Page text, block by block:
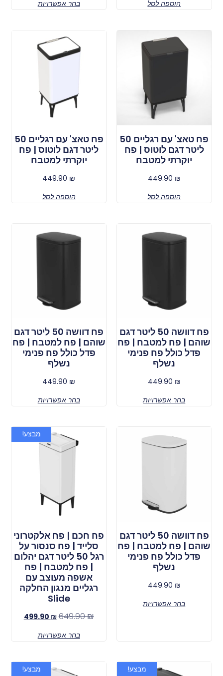
הוספה לסל בחר אפשרויות
פח טאצ' עם רגליים 50
ליטר דגם לוטוס | פח
יוקרתי למטבח
449.90 ₪
הוספה לסל
פח טאצ' עם רגליים 50
ליטר דגם לוטוס | פח
יוקרתי למטבח
449.90 ₪
הוספה לסל
פח דוושה 50 ליטר דגם
שוהם | פח למטבח | פח
פדל כולל פח פנימי
נשלף
449.90 ₪
בחר אפשרויות
פח דוושה 50 ליטר דגם
שוהם | פח למטבח | פח
פדל כולל פח פנימי
נשלף
449.90 ₪
בחר אפשרויות
פח דוושה 50 ליטר דגם
שוהם | פח למטבח | פח
פדל כולל פח פנימי
נשלף
449.90 ₪
בחר אפשרויות
מבצע!
פח חכם | פח אלקטרוני
סלייד | פח סנסור על
רגל 50 ליטר דגם יהלום
| פח למטבח | פח
אשפה מעוצב עם
רגליים מנגון החלקה
Slide
649.90₪
499.90 ₪
בחר אפשרויות
מבצע! מבצע!